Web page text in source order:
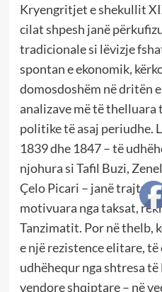
Kryengritjet e shekullit
cilat shpesh janë
tradicionale si lëvizje
spontan e ekonomik,
domosdoshëm në dritën
analizave më të thelluara
politike të asaj periudhe.
1839 dhe 1847 – të
njohura si Tafil Buzi,
Çelo Picari – janë trajtuar
motivuara nga taksat,
Tanzimatit. Por në thelb,
e një rezistence elitare,
udhëhequr nga shtresa
vendore shqiptare – në